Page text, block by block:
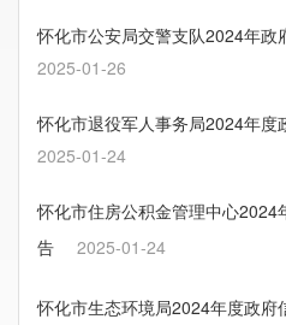
怀化市公安局交警支队2024年政
2025-01-26
怀化市退役军人事务局2024年度
2025-01-24
怀化市住房公积金管理中心2024
告
2025-01-24
怀化市生态环境局2024年度政府